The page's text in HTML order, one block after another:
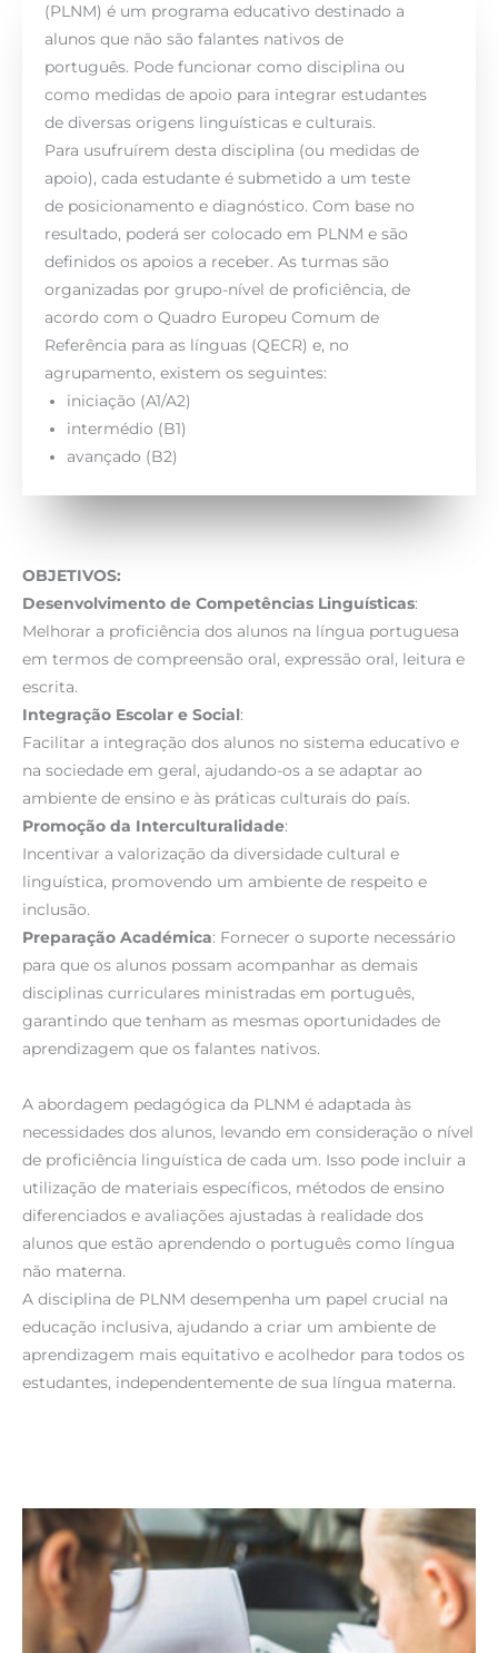
(PLNM) é um programa educativo destinado a
alunos que não são falantes nativos de
português. Pode funcionar como disciplina ou
como medidas de apoio para integrar estudantes
de diversas origens linguísticas e culturais.
Para usufruírem desta disciplina (ou medidas de
apoio), cada estudante é submetido a um teste
de posicionamento e diagnóstico. Com base no
resultado, poderá ser colocado em PLNM e são
definidos os apoios a receber. As turmas são
organizadas por grupo-nível de proficiência, de
acordo com o Quadro Europeu Comum de
Referência para as línguas (QECR) e, no
agrupamento, existem os seguintes:
iniciação (A1/A2)
intermédio (B1)
avançado (B2)
OBJETIVOS:
Desenvolvimento de Competências Linguísticas:
Melhorar a proficiência dos alunos na língua portuguesa
em termos de compreensão oral, expressão oral, leitura e
escrita.
Integração Escolar e Social:
Facilitar a integração dos alunos no sistema educativo e
na sociedade em geral, ajudando-os a se adaptar ao
ambiente de ensino e às práticas culturais do país.
Promoção da Interculturalidade:
Incentivar a valorização da diversidade cultural e
linguística, promovendo um ambiente de respeito e
inclusão.
Preparação Académica: Fornecer o suporte necessário
para que os alunos possam acompanhar as demais
disciplinas curriculares ministradas em português,
garantindo que tenham as mesmas oportunidades de
aprendizagem que os falantes nativos.
A abordagem pedagógica da PLNM é adaptada às
necessidades dos alunos, levando em consideração o nível
de proficiência linguística de cada um. Isso pode incluir a
utilização de materiais específicos, métodos de ensino
diferenciados e avaliações ajustadas à realidade dos
alunos que estão aprendendo o português como língua
não materna.
A disciplina de PLNM desempenha um papel crucial na
educação inclusiva, ajudando a criar um ambiente de
aprendizagem mais equitativo e acolhedor para todos os
estudantes, independentemente de sua língua materna.